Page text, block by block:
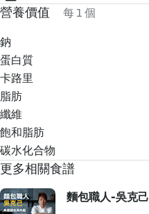
營養價值 每 1 個
鈉
蛋白質
卡路里
脂肪
纖維
飽和脂肪
碳水化合物
更多相關食譜
麵包職人-吳克己